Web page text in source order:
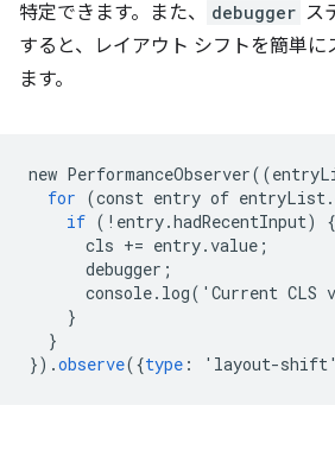
特定できます。また、
debugger ス
すると、レイアウト シフトを簡単に
ます。
new PerformanceObserver((
for (const entry of entryList.
if (! entry.hadRecentInput)
{
cls += entry.value ;
debugger ;
console. log( ' Current CLS
}
}
}).observe({type : ' layout-shift'